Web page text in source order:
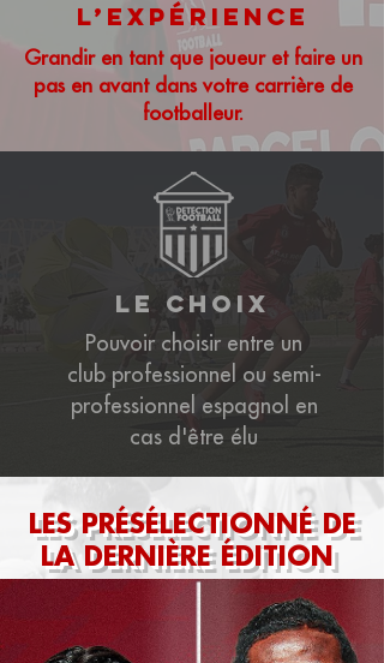
l’expérience
Grandir en tant que joueur et faire un
pas en avant dans votre carrière de
footballeur.
le choix
Pouvoir choisir entre un
club professionnel ou semi-
professionnel espagnol en
cas d'être élu
LES PRÉSÉLECTIONNÉ DE
LA DERNIÈRE ÉDITION